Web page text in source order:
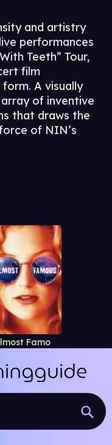
and artistry
performances
Teeth” Tour,
film
A visually
of inventive
that draws the
of NIN’s
Almost Famous